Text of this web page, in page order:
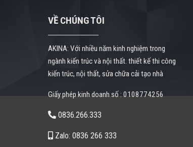
VỀ CHÚNG TÔI
AKINA: Với nhiều năm kinh nghiệm trong
ngành kiến trúc và nội thất. thiết kế thi công
kiến trúc, nội thất, sửa chữa cải tạo nhà
Giấy phép kinh doanh số : 0108774256
0836.266.333
Zalo: 0836 266 333